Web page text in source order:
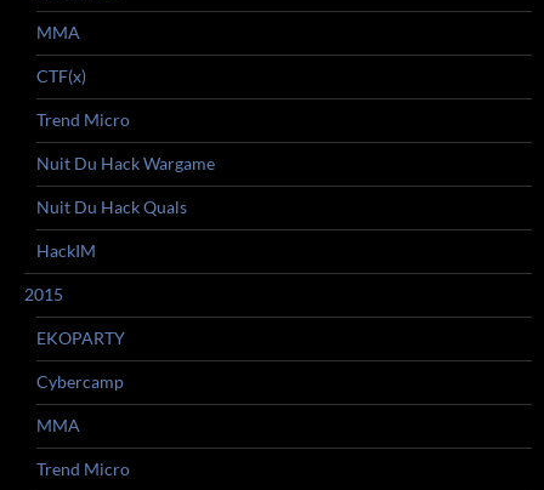
MMA
CTF(x)
Trend Micro
Nuit Du Hack Wargame
Nuit Du Hack Quals
HackIM
2015
EKOPARTY
Cybercamp
MMA
Trend Micro